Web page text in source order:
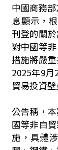
中國商務
息顯示，
刊登的關
對中國等
措施將嚴
2025年9
貿易投資壁
公告稱，
國等非自
施，具體